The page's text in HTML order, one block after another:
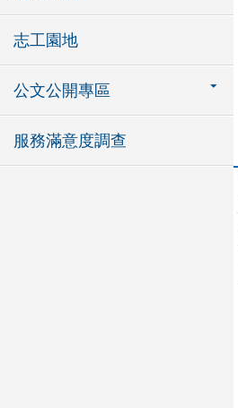
志工園地
公文公開專區
服務滿意度調查